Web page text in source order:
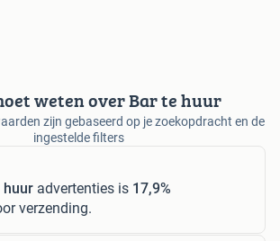
weten over Bar te huur
zijn gebaseerd op je zoekopdracht en de
ingestelde filters
huur advertenties is 17,9%
verzending.